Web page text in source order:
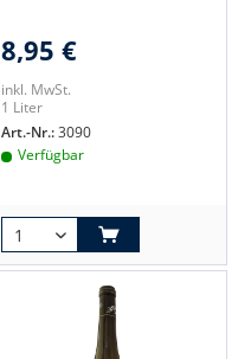
8,95 €
inkl. MwSt.
1 Liter
Art.-Nr.:3090
Verfügbar